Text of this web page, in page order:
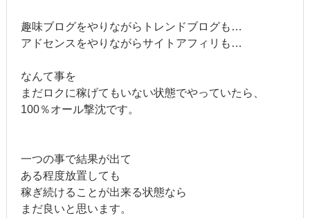
趣味ブログをやりながらトレンドブログも…
アドセンスをやりながらサイトアフィリも…
なんて事を
まだロクに稼げてもいない状態でやっていたら、
100％オール撃沈です。
一つの事で結果が出て
ある程度放置しても
稼ぎ続けることが出来る状態なら
まだ良いと思います。